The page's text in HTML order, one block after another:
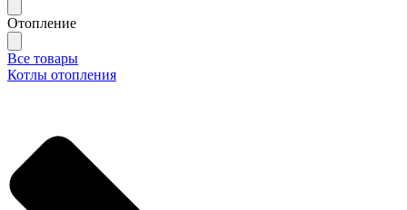
Отопление
Все товары
Котлы отопления